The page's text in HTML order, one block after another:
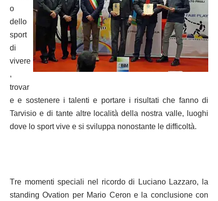
o
dello
sport
di
vivere
,
trovar
e e sostenere i talenti e portare i risultati che fanno di
Tarvisio e di tante altre località della nostra valle, luoghi
dove lo sport vive e si sviluppa nonostante le difficoltà.
Tre momenti speciali nel ricordo di Luciano Lazzaro, la
standing Ovation per Mario Ceron e la conclusione con